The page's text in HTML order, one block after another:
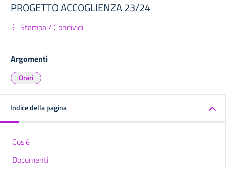
PROGETTO ACCOGLIENZA 23/24
Stampa / Condividi
Argomenti
Orari
Indice della pagina
Cos'è
Documenti